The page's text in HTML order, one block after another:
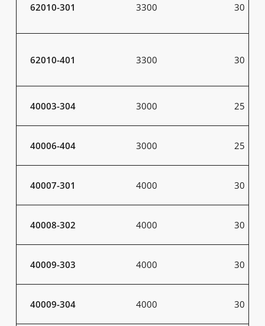
62010-301 3300 30
62010-401 3300 30
40003-304 3000 25
40006-404 3000 25
40007-301 4000 30
40008-302 4000 30
40009-303 4000 30
40009-304 4000 30